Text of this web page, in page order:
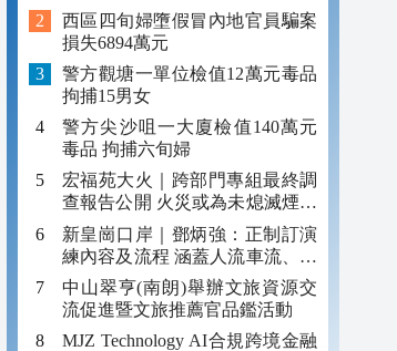
西區四旬婦墮假冒內地官員騙案
損失6894萬元
警方觀塘一單位檢值12萬元毒品
拘捕15男女
警方尖沙咀一大廈檢值140萬元
毒品 拘捕六旬婦
宏福苑大火｜跨部門專組最終調
查報告公開 火災或為未熄滅煙頭
引發
新皇崗口岸｜鄧炳強：正制訂演
練內容及流程 涵蓋人流車流、緊
急應變等
中山翠亨(南朗)舉辦文旅資源交
流促進暨文旅推薦官品鑑活動
MJZ Technology AI合規跨境金融